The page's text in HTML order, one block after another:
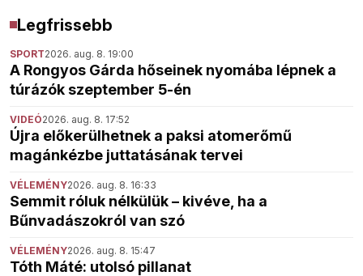
Legfrissebb
SPORT2026. aug. 8. 19:00
A Rongyos Gárda hőseinek nyomába lépnek a
túrázók szeptember 5-én
VIDEÓ2026. aug. 8. 17:52
Újra előkerülhetnek a paksi atomerőmű
magánkézbe juttatásának tervei
VÉLEMÉNY2026. aug. 8. 16:33
Semmit róluk nélkülük – kivéve, ha a
Bűnvadászokról van szó
VÉLEMÉNY2026. aug. 8. 15:47
Tóth Máté: utolsó pillanat